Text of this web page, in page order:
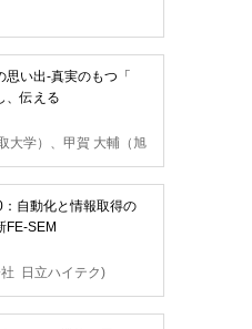
思い出-真実のもつ「
、伝える
大学）、甲賀 大輔（旭
自動化と情報取得の
FE-SEM
日立ハイテク)